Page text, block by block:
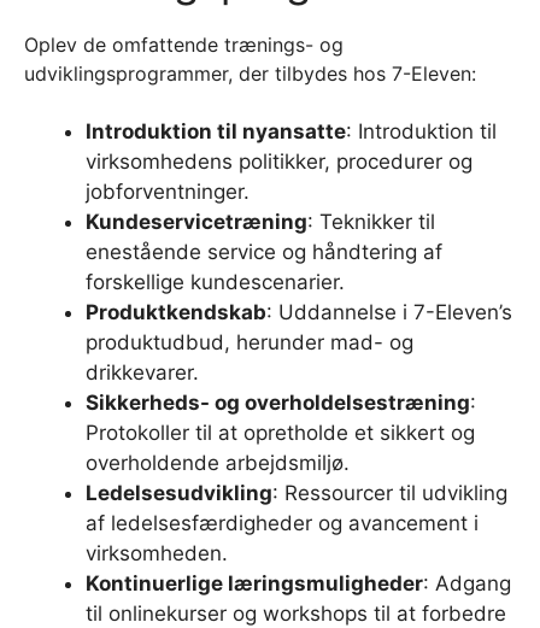
Oplev de omfattende trænings- og
udviklingsprogrammer, der tilbydes hos 7-Eleven:
Introduktion til nyansatte: Introduktion til
virksomhedens politikker, procedurer og
jobforventninger.
Kundeservicetræning: Teknikker til
enestående service og håndtering af
forskellige kundescenarier.
Produktkendskab: Uddannelse i 7-Eleven’s
produktudbud, herunder mad- og
drikkevarer.
Sikkerheds- og overholdelsestræning:
Protokoller til at opretholde et sikkert og
overholdende arbejdsmiljø.
Ledelsesudvikling: Ressourcer til udvikling
af ledelsesfærdigheder og avancement i
virksomheden.
Kontinuerlige læringsmuligheder: Adgang
til onlinekurser og workshops til at forbedre